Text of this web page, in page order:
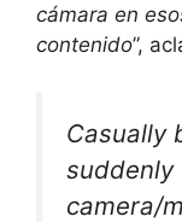
cámara en
contenido”,
Casually
suddenly
camera/